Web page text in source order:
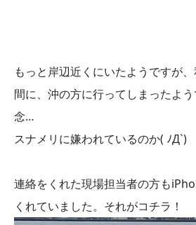
もっと岸辺近くにいたようですが
間に、沖の方に行ってしまったよ
念…
スナメリに嫌われているのか( ﾉД`)
連絡をくれた現場担当者の方も
くれていました。それがコチラ！